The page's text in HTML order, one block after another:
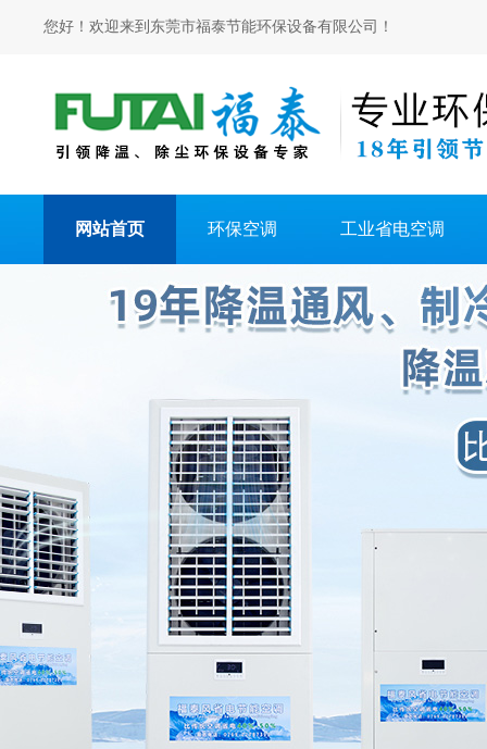
您好！欢迎来到东莞市福泰节能环保设备有限公司！
网站首页 环保空调 工业省电空调